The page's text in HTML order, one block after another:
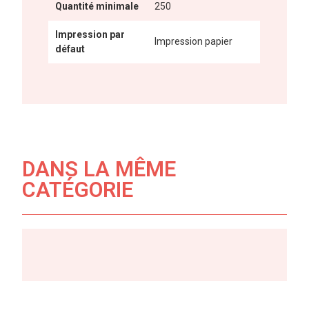
Quantité minimale 250
Impression par
défaut
Impression papier
DANS LA MÊME
CATÉGORIE